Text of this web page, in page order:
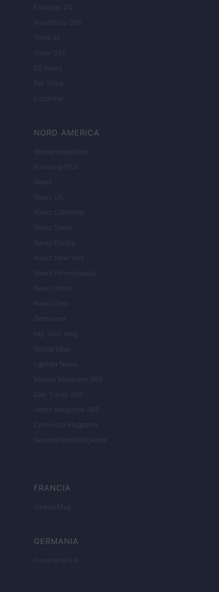
Finanzas 24
Investindo 365
Think.es
Viajar 365
ES Newz
Pet Story
Encocina
NORD AMERICA
Womanmagazine
Investing Plus
Newz
Newz US
Newz California
Newz Texas
Newz Florida
Newz New York
Newz Pennsylvania
Newz Illinois
Newz Ohio
Gameland
Hig Tech Mag
Scoop Mag
Lgbtqia News
Motors Magazine 365
Day Travel 365
Home Magazine 365
Cineverse Magazine
SecondHomeMagazine
FRANCIA
InvestirMag
GERMANIA
Investieren24